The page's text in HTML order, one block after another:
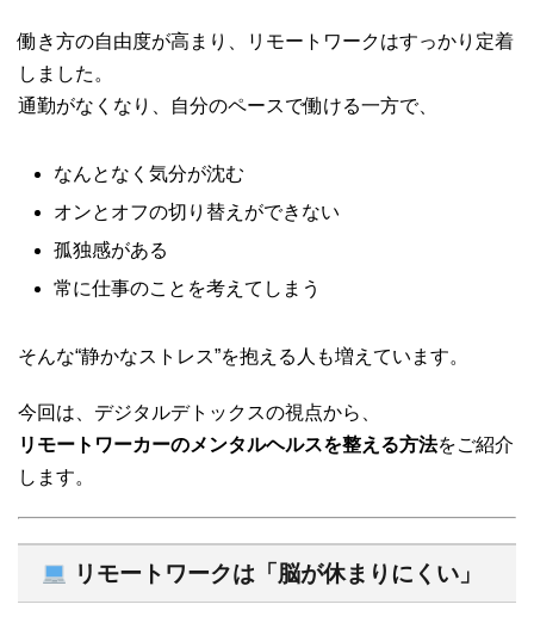
働き方の自由度が高まり、リモートワークはすっかり定着
しました。
通勤がなくなり、自分のペースで働ける一方で、
なんとなく気分が沈む
オンとオフの切り替えができない
孤独感がある
常に仕事のことを考えてしまう
そんな“静かなストレス”を抱える人も増えています。
今回は、デジタルデトックスの視点から、
リモートワーカーのメンタルヘルスを整える方法をご紹介
します。
リモートワークは「脳が休まりにくい」